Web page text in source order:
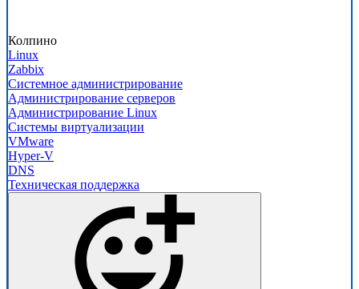
Колпино
Linux
Zabbix
Системное администрирование
Администрирование серверов
Администрирование Linux
Системы виртуализации
VMware
Hyper-V
DNS
Техническая поддержка